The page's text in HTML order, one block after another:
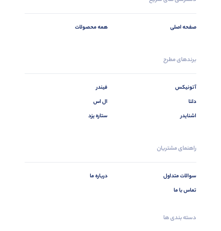
صفحه اصلی همه محصولات
برندهای مطرح
آتونیکس
دلتا
اشنایدر
فیندر
ال اس
ستاره یزد
راهنمای مشتریان
سوالات متداول
تماس با ما
درباره ما
دسته بندی ها